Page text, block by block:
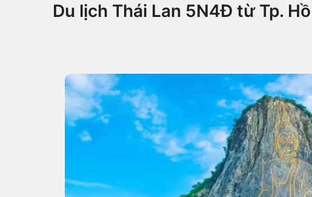
Du lịch Thái Lan 5N4Đ từ Tp.